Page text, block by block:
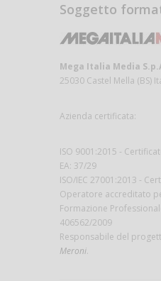
Soggetto
Mega Italia Media
25030 Castel Mella (BS)
Azienda certificata:
ISO 9001:2015 -
EA: 37/29
ISO/IEC 27001:2013 -
Operatore accreditato
Formazione
406562/2009
Responsabile del
Meroni.